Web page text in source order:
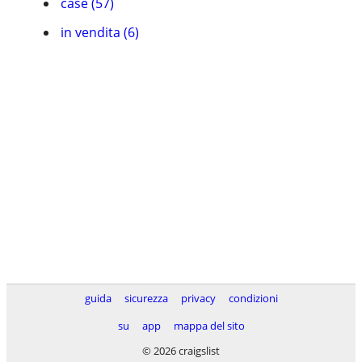
in vendita (6)
guida sicurezza privacy
condizioni
su
app
mappa del sito
© 2026 craigslist